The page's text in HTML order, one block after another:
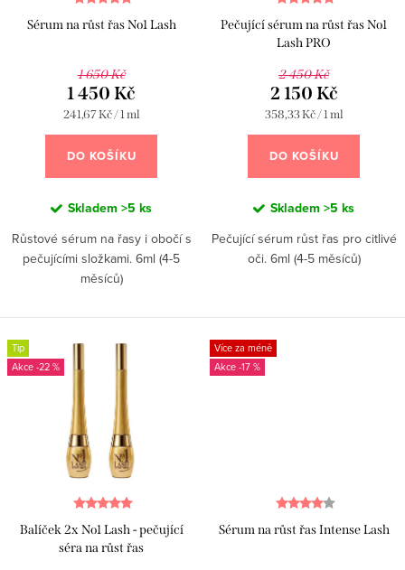
Sérum na růst řas No1 Lash
1 650 Kč
1 450 Kč
Měrná
cena:
241,67 Kč / 1 ml
DO KOŠÍKU
Skladem >5 ks
Růstové sérum na řasy i obočí s
pečujícími složkami. 6ml (4-5
měsíců)
Pečující sérum na růst řas No1
Lash PRO
2 450 Kč
2 150 Kč
Měrná
cena:
358,33 Kč / 1 ml
DO KOŠÍKU
Skladem >5 ks
Pečující sérum růst řas pro citlivé
oči. 6ml (4-5 měsíců)
Tip
-22 %
Balíček 2x No1 Lash - pečující
séra na růst řas
Více za méně
-17 %
Sérum na růst řas Intense Lash